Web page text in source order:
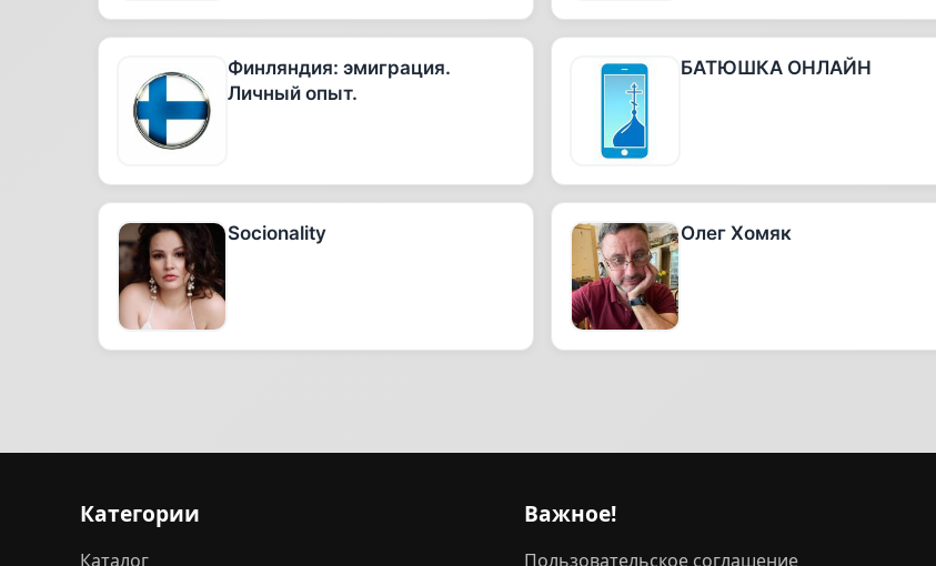
Финляндия: эмиграция.
Личный опыт.
БАТЮШКА ОНЛАЙН
Socionality Олег Хомяк
Категории
Каталог
Важное!
Пользовательское соглашение